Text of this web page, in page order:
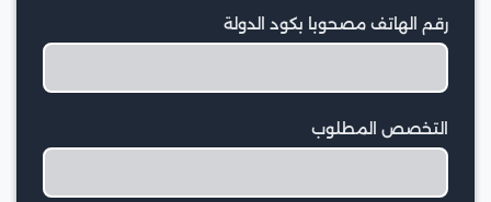
رقم الهاتف مصحوبا بكود الدولة
التخصص المطلوب